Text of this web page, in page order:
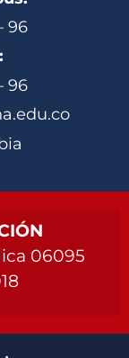
96
96
06095